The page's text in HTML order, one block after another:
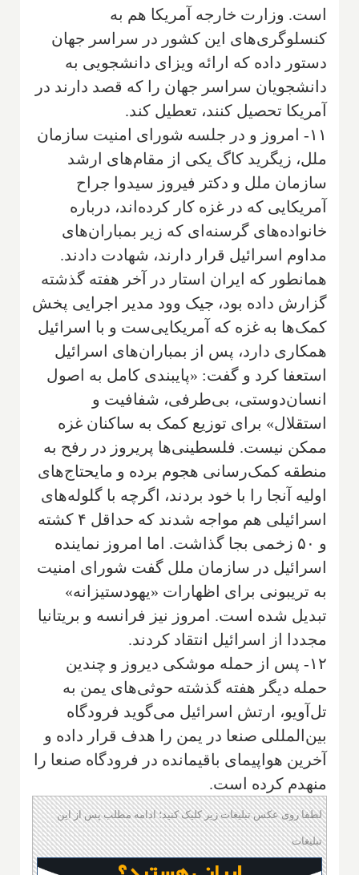
است. وزارت خارجه آمریکا هم به
کنسلوگری‌های این کشور در سراسر جهان
دستور داده که ارائه ویزای دانشجویی به
دانشجویان سراسر جهان را که قصد دارند در
آمریکا تحصیل کنند، تعطیل کند.
۱۱- امروز و در جلسه شورای امنیت سازمان
ملل، زیگرید کاگ یکی از مقام‌های ارشد
سازمان ملل و دکتر فیروز سیدوا جراح
آمریکایی که در غزه کار کرده‌اند، درباره
خانواده‌های گرسنه‌ای که زیر بمباران‌های
مداوم اسرائیل قرار دارند، شهادت دادند.
همانطور که ایران استار در آخر هفته گذشته
گزارش داده بود، جیک وود مدیر اجرایی پخش
کمک‌ها به غزه که آمریکایی‌ست و با اسرائیل
همکاری دارد، پس از بمباران‌های اسرائیل
استعفا کرد و گفت: «پایبندی کامل به اصول
انسان‌دوستی، بی‌طرفی، شفافیت و
استقلال» برای توزیع کمک به ساکنان غزه
ممکن نیست. فلسطینی‌ها پریروز در رفح به
منطقه کمک‌رسانی هجوم برده و مایحتاج‌های
اولیه آنجا را با خود بردند، اگرچه با گلوله‌های
اسرائیلی هم مواجه شدند که حداقل ۴ کشته
و ۵۰ زخمی بجا گذاشت. اما امروز نماینده
اسرائیل در سازمان ملل گفت شورای امنیت
به تریبونی برای اظهارات «یهودستیزانه»
تبدیل شده است. امروز نیز فرانسه و بریتانیا
مجددا از اسرائیل انتقاد کردند.
۱۲- پس از حمله موشکی دیروز و چندین
حمله دیگر هفته گذشته حوثی‌های یمن به
تل‌آویو، ارتش اسرائیل می‌گوید فرودگاه
بین‌المللی صنعا در یمن را هدف قرار داده و
آخرین هواپیمای باقیمانده در فرودگاه صنعا را
منهدم کرده است.
لطفا روی عکس تبلیغات زیر کلیک کنید؛ ادامه مطلب پس از این
تبلیغات